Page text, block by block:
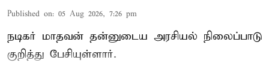
Published on: 05 Aug 2026, 7:26 pm
நடிகர் மாதவன் தன்னுடைய அரசியல் நிலைப்பாடு
குறித்து பேசியுள்ளார்.